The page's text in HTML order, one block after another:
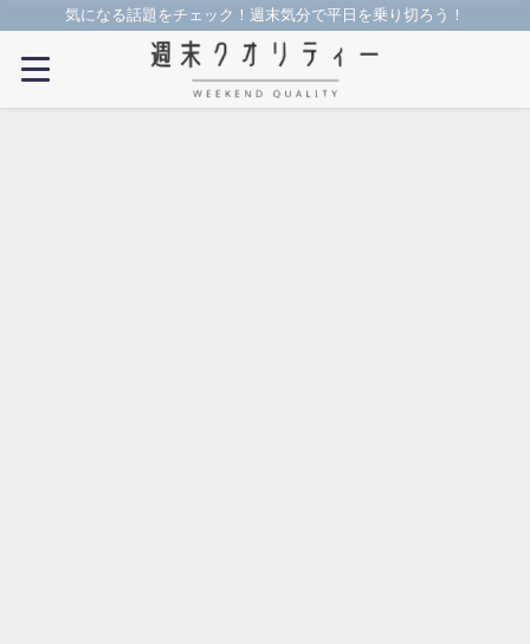
気になる話題をチェック！週末気分で平日を乗り切ろう！